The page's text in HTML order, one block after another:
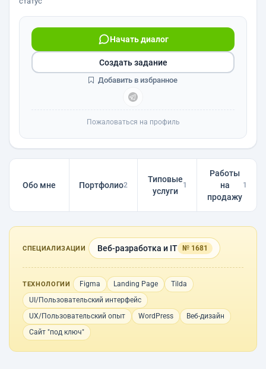
Начать диалог
Создать задание
Добавить в избранное
Пожаловаться на профиль
Обо мне Портфолио2
Типовые
услуги
1
Работы
на
продажу
1
СПЕЦИАЛИЗАЦИИ Веб-разработка и IT № 1681
ТЕХНОЛОГИИ Figma Landing Page
Tilda
UI/Пользовательский интерфейс
UX/Пользовательский опыт
WordPress
Веб-дизайн
Сайт "под ключ"